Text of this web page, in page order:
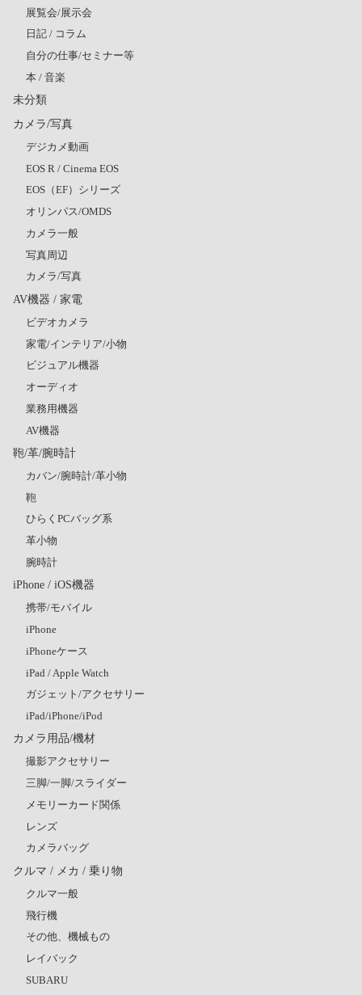
展覧会/展示会
日記 / コラム
自分の仕事/セミナー等
本 / 音楽
未分類
カメラ/写真
デジカメ動画
EOS R / Cinema EOS
EOS（EF）シリーズ
オリンパス/OMDS
カメラ一般
写真周辺
カメラ/写真
AV機器 / 家電
ビデオカメラ
家電/インテリア/小物
ビジュアル機器
オーディオ
業務用機器
AV機器
鞄/革/腕時計
カバン/腕時計/革小物
鞄
ひらくPCバッグ系
革小物
腕時計
iPhone / iOS機器
携帯/モバイル
iPhone
iPhoneケース
iPad / Apple Watch
ガジェット/アクセサリー
iPad/iPhone/iPod
カメラ用品/機材
撮影アクセサリー
三脚/一脚/スライダー
メモリーカード関係
レンズ
カメラバッグ
クルマ / メカ / 乗り物
クルマ一般
飛行機
その他、機械もの
レイバック
SUBARU